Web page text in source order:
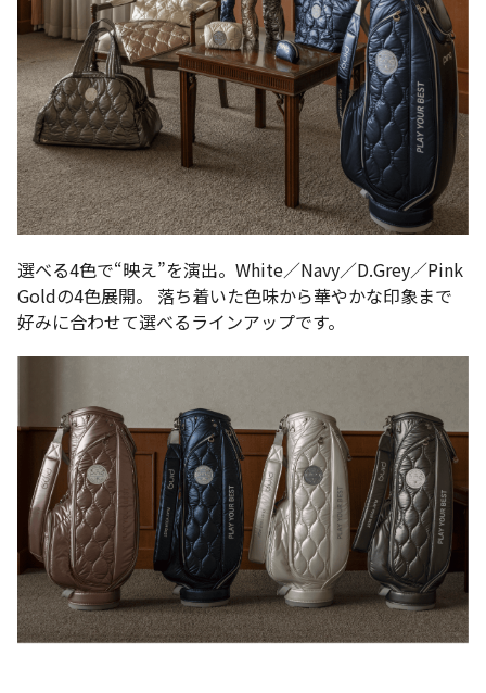
選べる4色で“映え”を演出。White／Navy／D.Grey／Pink
Goldの4色展開。 落ち着いた色味から華やかな印象まで
好みに合わせて選べるラインアップです。